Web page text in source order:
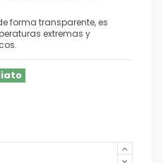
forma transparente, es
extremas y